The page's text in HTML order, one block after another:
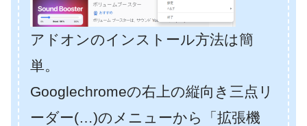
アドオンのインストール方法は簡
単。
Googlechromeの右上の縦向き三点リ
ーダー(…)のメニューから「拡張機